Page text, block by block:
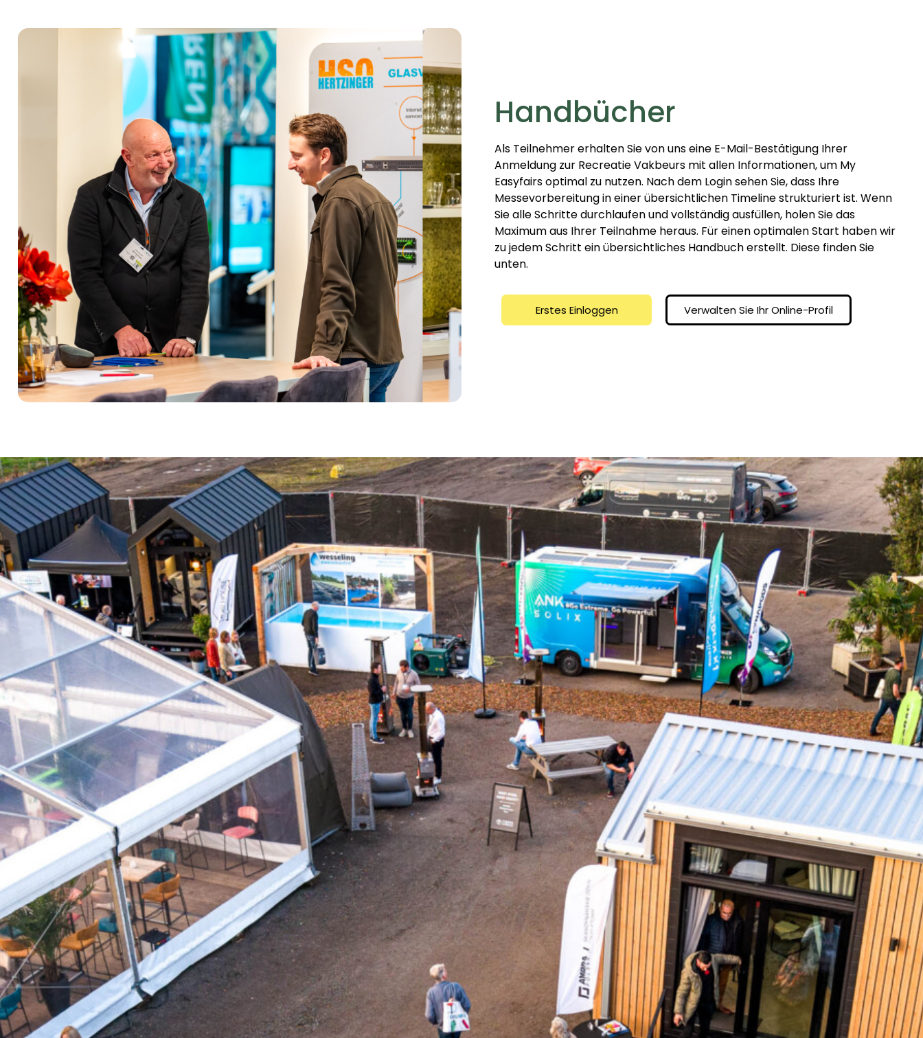
Handbücher
Als Teilnehmer erhalten Sie von uns eine E-Mail-Bestätigung Ihrer
Anmeldung zur Recreatie Vakbeurs mit allen Informationen, um My
Easyfairs optimal zu nutzen. Nach dem Login sehen Sie, dass Ihre
Messevorbereitung in einer übersichtlichen Timeline strukturiert ist. Wenn
Sie alle Schritte durchlaufen und vollständig ausfüllen, holen Sie das
Maximum aus Ihrer Teilnahme heraus. Für einen optimalen Start haben wir
zu jedem Schritt ein übersichtliches Handbuch erstellt. Diese finden Sie
unten.
Erstes Einloggen Verwalten Sie Ihr Online-Profil